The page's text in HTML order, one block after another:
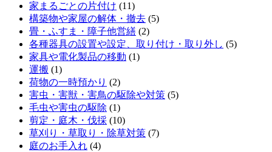
家まるごとの片付け (11)
構築物や家屋の解体・撤去 (5)
畳・ふすま・障子他営繕 (2)
各種器具の設置や設定、取り付け・取り外し (5)
家具や電化製品の移動 (1)
運搬 (1)
荷物の一時預かり (2)
害虫・害獣・害鳥の駆除や対策 (5)
毛虫や害虫の駆除 (1)
剪定・庭木・伐採 (10)
草刈り・草取り・除草対策 (7)
庭のお手入れ (4)